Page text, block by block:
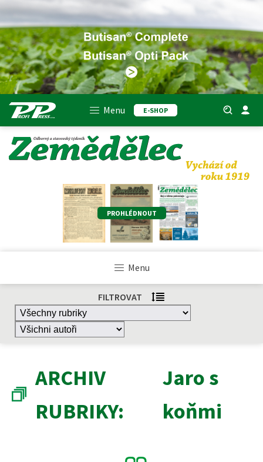
Menu E-SHOP
PROHLÉDNOUT
Menu
FILTROVAT
ARCHIV
RUBRIKY:
Jaro s
koňmi